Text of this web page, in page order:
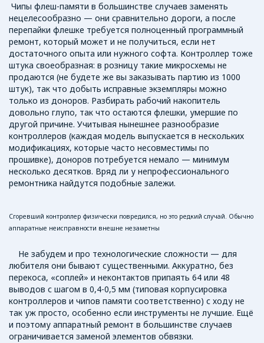
Чипы флеш-памяти в большинстве случаев заменять
нецелесообразно — они сравнительно дороги, а после
перепайки флешке требуется полноценный программный
ремонт, который может и не получиться, если нет
достаточного опыта или нужного софта. Контроллер тоже
штука своеобразная: в розницу такие микросхемы не
продаются (не будете же вы заказывать партию из 1000
штук), так что добыть исправные экземпляры можно
только из доноров. Разбирать рабочий накопитель
довольно глупо, так что остаются флешки, умершие по
другой причине. Учитывая нынешнее разнообразие
контроллеров (каждая модель выпускается в нескольких
модификациях, которые часто несовместимы по
прошивке), доноров потребуется немало — минимум
несколько десятков. Вряд ли у непрофессионального
ремонтника найдутся подобные залежи.
Сгоревший контроллер физически повредился, но это редкий случай. Обычно
аппаратные неисправности внешне незаметны
Не забудем и про технологические сложности — для
любителя они бывают существенными. Аккуратно, без
перекоса, «соплей» и неконтактов припаять 64 или 48
выводов с шагом в 0,4-0,5 мм (типовая корпусировка
контроллеров и чипов памяти соответственно) с ходу не
так уж просто, особенно если инструменты не лучшие. Ещё
и поэтому аппаратный ремонт в большинстве случаев
ограничивается заменой элементов обвязки.